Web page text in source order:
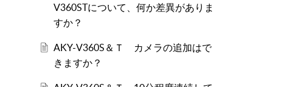
V360STについて、何か差異がありま
すか？
AKY-V360S＆Ｔ カメラの追加はで
きますか？